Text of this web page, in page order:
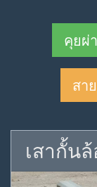
คุยผ่
สา
เสากั้น